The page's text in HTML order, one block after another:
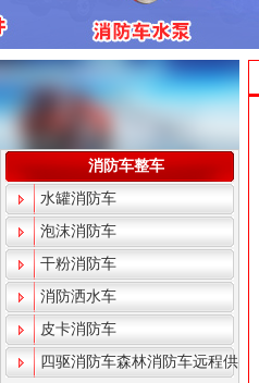
消防车整车
水罐消防车
泡沫消防车
干粉消防车
消防洒水车
皮卡消防车
四驱消防车森林消防车远程供